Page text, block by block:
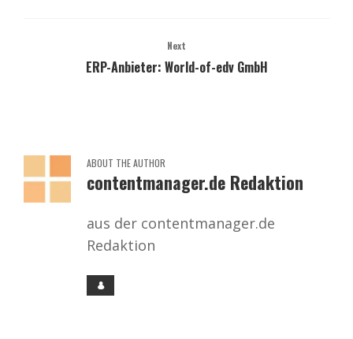
Next
ERP-Anbieter: World-of-edv GmbH
ABOUT THE AUTHOR
contentmanager.de Redaktion
aus der contentmanager.de
Redaktion